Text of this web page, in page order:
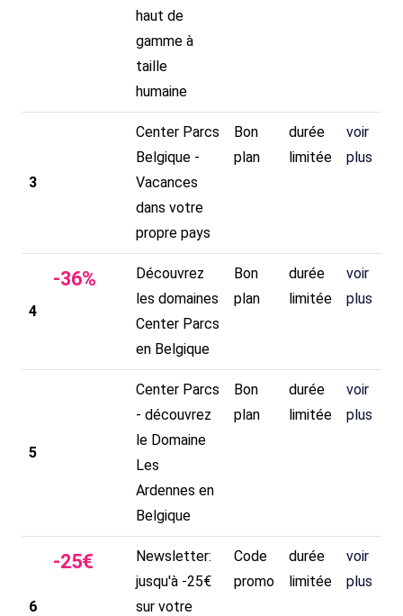
haut de
gamme à
taille
humaine
3
Center Parcs
Belgique -
Vacances
dans votre
propre pays
Bon
plan
durée
limitée
voir
plus
4
-36%
Découvrez
les domaines
Center Parcs
en Belgique
Bon
plan
durée
limitée
voir
plus
5
Center Parcs
- découvrez
le Domaine
Les
Ardennes en
Belgique
Bon
plan
durée
limitée
voir
plus
6
-25€
Newsletter:
jusqu'à -25€
sur votre
Code
promo
durée
limitée
voir
plus